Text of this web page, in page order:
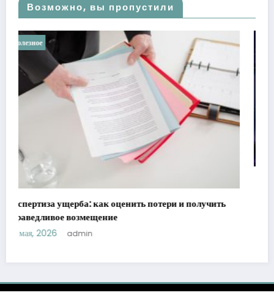
Возможно, вы пропустили
Полезное
Ретроградные планеты в астрологии: мифы против
21 мая, 2026